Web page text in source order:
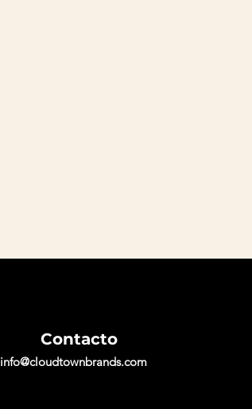
Contacto
info@cloudtownbrands.com